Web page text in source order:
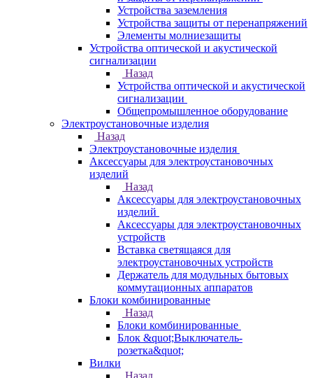
Устройства заземления
Устройства защиты от перенапряжений
Элементы молниезащиты
Устройства оптической и акустической
сигнализации
Назад
Устройства оптической и акустической
сигнализации
Общепромышленное оборудование
Электроустановочные изделия
Назад
Электроустановочные изделия
Аксессуары для электроустановочных
изделий
Назад
Аксессуары для электроустановочных
изделий
Аксессуары для электроустановочных
устройств
Вставка светящаяся для
электроустановочных устройств
Держатель для модульных бытовых
коммутационных аппаратов
Блоки комбинированные
Назад
Блоки комбинированные
Блок &quot;Выключатель-
розетка&quot;
Вилки
Назад